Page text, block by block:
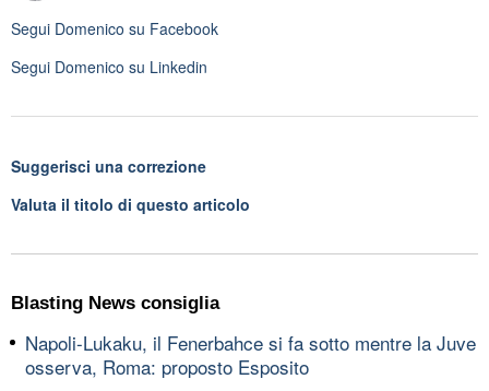
Segui Domenico su Facebook
Segui Domenico su Linkedin
Suggerisci una correzione
Valuta il titolo di questo articolo
Blasting News consiglia
Napoli-Lukaku, il Fenerbahce si fa sotto mentre la Juve
osserva, Roma: proposto Esposito